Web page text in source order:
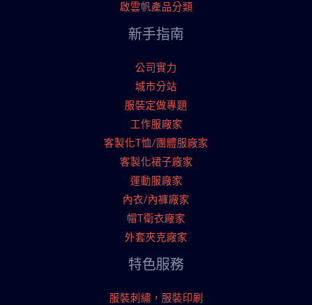
啟雲帆產品分類
新手指南
公司實力
城市分站
服裝定做專題
工作服廠家
客製化T恤/團體服廠家
客製化裙子廠家
運動服廠家
內衣/內褲廠家
帽T衛衣廠家
外套夾克廠家
特色服務
服裝刺繡，服裝印刷